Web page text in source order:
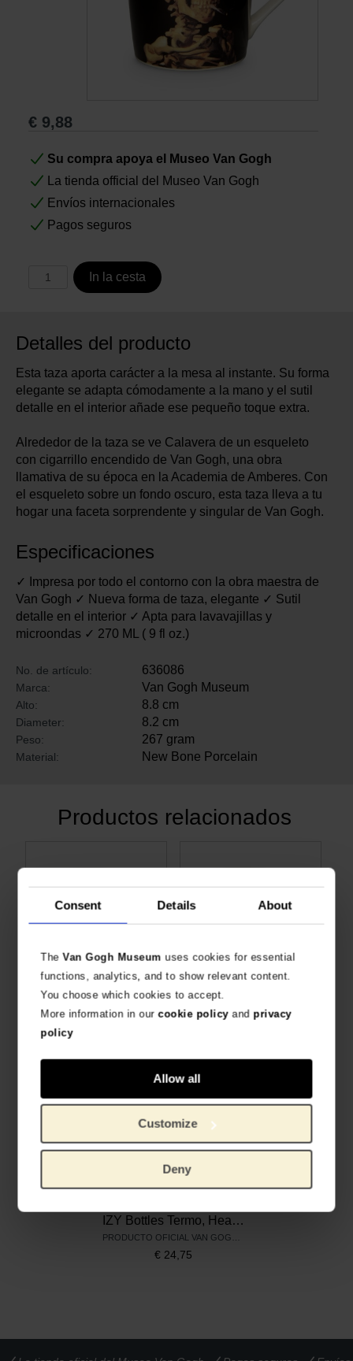
Consent Details About
TheVan Gogh Museum uses cookies for essential
functions, analytics, and to show relevant content.
You choose which cookies to accept.
More information in ourcookie policyand privacy
policy
Allow all
Customize
Deny
Regalos
€ 9,88
Su compra apoya el Museo Van Gogh
La tienda official del Museo Van Gogh
Envíos internacionales
Pagos seguros
In la cesta
Detalles del producto
Esta taza aporta carácter a la mesa al instante. Su forma
elegante se adapta cómodamente a la mano y el sutil
detalle en el interior añade ese pequeño toque extra.
Alrededor de la taza se ve Calavera de un esqueleto
con cigarrillo encendido de Van Gogh, una obra
llamativa de su época en la Academia de Amberes. Con
el esqueleto sobre un fondo oscuro, esta taza lleva a tu
hogar una faceta sorprendente y singular de Van Gogh.
Especificaciones
✓ Impresa por todo el contorno con la obra maestra de
Van Gogh ✓ Nueva forma de taza, elegante ✓ Sutil
detalle en el interior ✓ Apta para lavavajillas y
microondas ✓ 270 ML ( 9 fl oz.)
No. de artículo: 636086
Marca: Van Gogh Museum
Alto: 8.8 cm
Diameter: 8.2 cm
Peso: 267 gram
Material: New Bone Porcelain
Productos relacionados
Taza Girasoles, Vincent van Gogh
PRODUCTO OFICIAL DEL MUSEO VAN GOGH
IZY Bottles Termo, Head of a Skeleton with a Burning Cigarette
€ 24,75